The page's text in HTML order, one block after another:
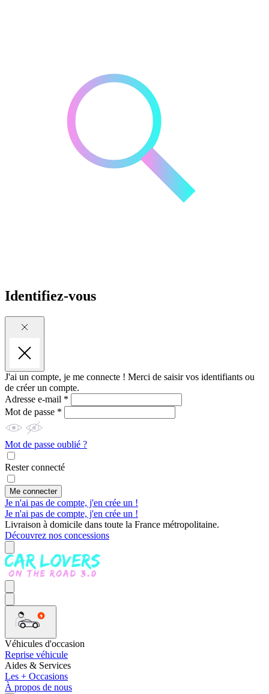
Identifiez-vous
J'ai un compte, je me connecte ! Merci de saisir vos identifiants ou
de créer un compte.
Adresse e-mail *
Mot de passe *
Mot de passe oublié ?
Rester connecté
Me connecter
Je n'ai pas de compte, j'en crée un !
Je n'ai pas de compte, j'en crée un !
Livraison à domicile dans toute la France métropolitaine.
Découvrez nos concessions
Véhicules d'occasion
Reprise véhicule
Aides & Services
Les + Occasions
À propos de nous